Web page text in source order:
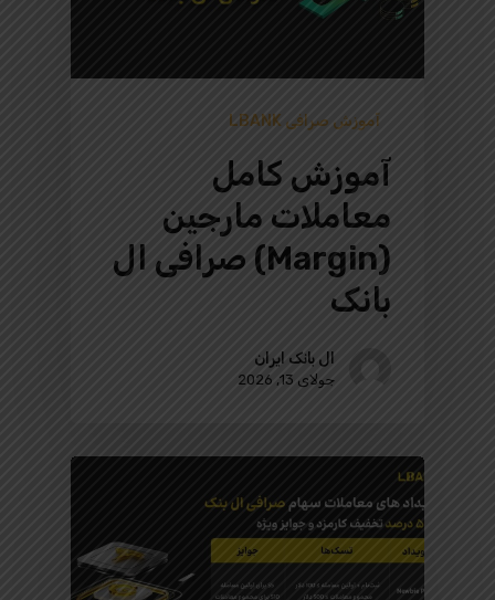
آموزش صرافی LBANK
آموزش کامل
معاملات مارجین
(Margin) صرافی ال
بانک
ال بانک ایران
جولای 13, 2026